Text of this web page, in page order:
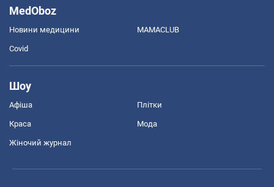
MedOboz
Новини медицини MAMACLUB
Covid
Шоу
Афіша Плітки
Краса Мода
Жіночий журнал